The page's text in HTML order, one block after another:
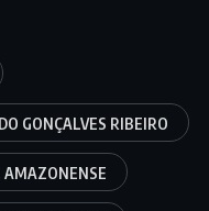
GONÇALVES RIBEIRO
AMAZONENSE